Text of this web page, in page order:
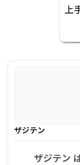
上
ザジテン
ザジテン